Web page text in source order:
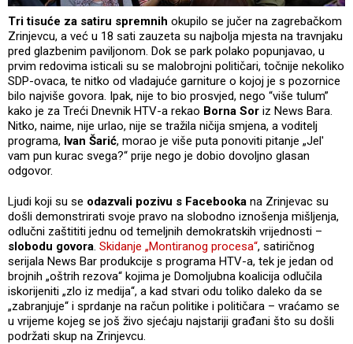
Tri tisuće za satiru spremnih okupilo se jučer na zagrebačkom
Zrinjevcu, a već u 18 sati zauzeta su najbolja mjesta na travnjaku
pred glazbenim paviljonom. Dok se park polako popunjavao, u
prvim redovima isticali su se malobrojni političari, točnije nekoliko
SDP-ovaca, te nitko od vladajuće garniture o kojoj je s pozornice
bilo najviše govora. Ipak, nije to bio prosvjed, nego “više tulum”
kako je za Treći Dnevnik HTV-a rekao Borna Sor iz News Bara.
Nitko, naime, nije urlao, nije se tražila ničija smjena, a voditelj
programa, Ivan Šarić, morao je više puta ponoviti pitanje „Jel'
vam pun kurac svega?“ prije nego je dobio dovoljno glasan
odgovor.
Ljudi koji su se odazvali pozivu s Facebooka na Zrinjevac su
došli demonstrirati svoje pravo na slobodno iznošenja mišljenja,
odlučni zaštititi jednu od temeljnih demokratskih vrijednosti –
slobodu govora. Skidanje „Montiranog procesa“, satiričnog
serijala News Bar produkcije s programa HTV-a, tek je jedan od
brojnih „oštrih rezova“ kojima je Domoljubna koalicija odlučila
iskorijeniti „zlo iz medija“, a kad stvari odu toliko daleko da se
„zabranjuje“ i sprdanje na račun politike i političara – vraćamo se
u vrijeme kojeg se još živo sjećaju najstariji građani što su došli
podržati skup na Zrinjevcu.